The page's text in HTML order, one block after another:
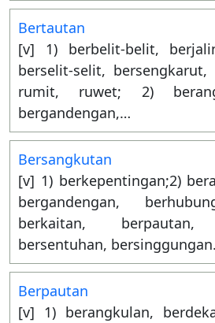
Bertautan
[v] 1) berbelit-belit,
berselit-selit,
rumit, ruwet; 2)
bergandengan,…
Bersangkutan
[v] 1) berkepentingan;2)
bergandengan,
berkaitan, berpautan,
bersentuhan,
Berpautan
[v] 1) berangkulan,